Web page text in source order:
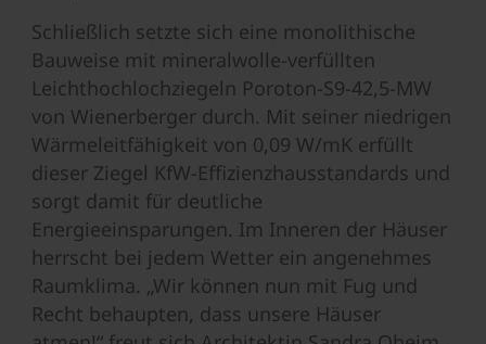
Schließlich setzte sich eine monolithische
Bauweise mit mineralwolle-verfüllten
Leichthochlochziegeln Poroton-S9-42,5-MW
von Wienerberger durch. Mit seiner niedrigen
Wärmeleitfähigkeit von 0,09 W/mK erfüllt
dieser Ziegel KfW-Effizienzhausstandards und
sorgt damit für deutliche
Energieeinsparungen. Im Inneren der Häuser
herrscht bei jedem Wetter ein angenehmes
Raumklima. „Wir können nun mit Fug und
Recht behaupten, dass unsere Häuser